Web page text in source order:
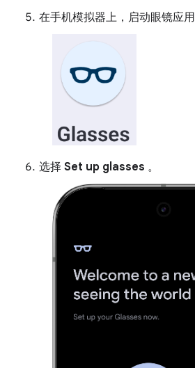
在手机模拟器上，启动眼镜应用
选择 Set up glasses 。